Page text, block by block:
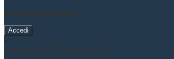
Password dimenticata?
-
Entra con SPID
Entra con CIE